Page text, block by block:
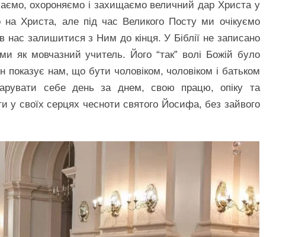
охороняємо і захищаємо величний дар Христа у
Христа, але під час Великого Посту ми очікуємо
нас залишитися з Ним до кінця. У Біблії не записано
як мовчазний учитель. Його “так” волі Божій було
нам, що бути чоловіком, чоловіком і батьком
себе день за днем, свою працю, опіку та
у своїх серцях чесноти святого Йосифа, без зайвого